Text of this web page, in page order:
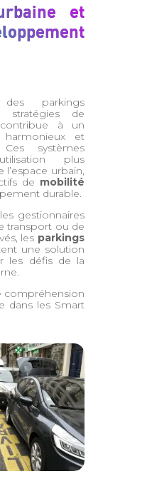
et
des parkings
stratégies de
à un
et
systèmes
plus
l’espace urbain,
de mobilité
durable.
gestionnaires
transport ou de
les parkings
une solution
les défis de la
compréhension
dans les Smart